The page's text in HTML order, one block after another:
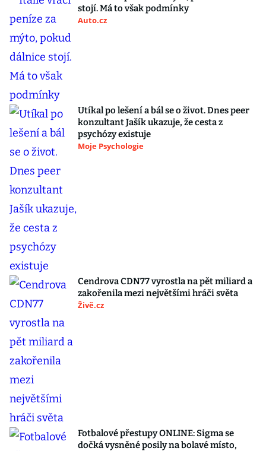
stojí. Má to však podmínky
Auto.cz
Utíkal po lešení a bál se o život. Dnes peer
konzultant Jašík ukazuje, že cesta z
psychózy existuje
Moje Psychologie
Cendrova CDN77 vyrostla na pět miliard a
zakořenila mezi největšími hráči světa
Živě.cz
Fotbalové přestupy ONLINE: Sigma se
dočká vysněné posily na bolavé místo,